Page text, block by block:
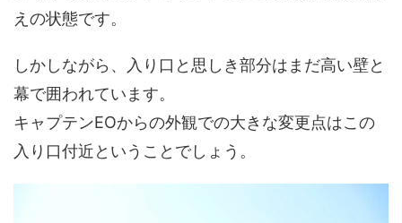
えの状態です。
しかしながら、入り口と思しき部分はまだ高い壁と
幕で囲われています。
キャプテンEOからの外観での大きな変更点はこの
入り口付近ということでしょう。